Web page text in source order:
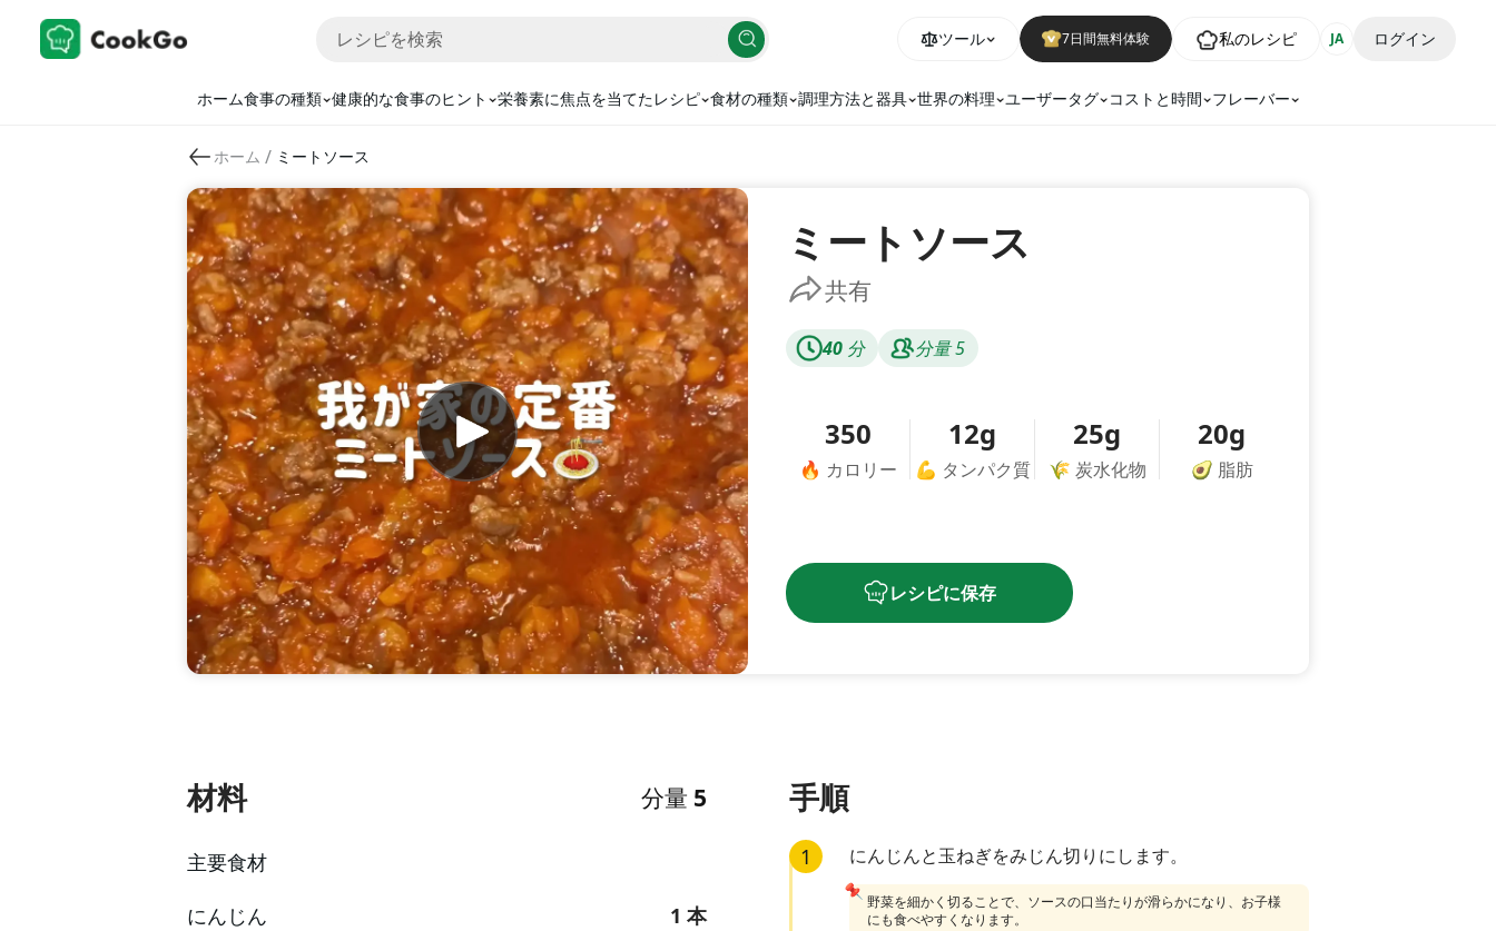
ツール 7日間無料体験 私のレシピ JA ログイン
ホーム食事の種類 健康的な食事のヒント 栄養素に焦点を当てたレシピ 食材の種類 調理方法と器具 世界の料理 ユーザータグ コストと時間 フレーバー
ホーム / ミートソース
ミートソース
共有
40 分 分量 5
350
🔥 カロリー
12g
💪 タンパク質
25g
🌾 炭水化物
20g
🥑 脂肪
レシピに保存
材料 分量 5
主要食材
にんじん
1 本
手順
1 にんじんと玉ねぎをみじん切りにします。
野菜を細かく切ることで、ソースの口当たりが滑らかになり、お子様
にも食べやすくなります。
📌